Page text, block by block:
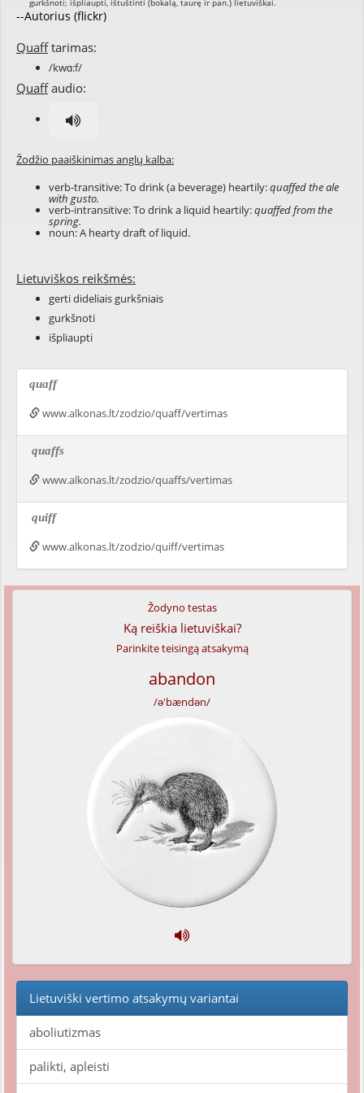
--Autorius (flickr)
Quafftarimas:
/kwɑ:f/
Quaffaudio:
Žodžio paaiškinimas anglų kalba:
verb-transitive: To drink (a beverage) heartily:quaffed the ale
with gusto.
verb-intransitive: To drink a liquid heartily:quaffed from the
spring.
noun: A hearty draft of liquid.
Lietuviškos reikšmės:
gerti dideliais gurkšniais
gurkšnoti
išpliaupti
quaff
www.alkonas.lt/zodzio/quaff/vertimas
quaffs
www.alkonas.lt/zodzio/quaffs/vertimas
quiff
www.alkonas.lt/zodzio/quiff/vertimas
Žodyno testas
Ką reiškia lietuviškai?
Parinkite teisingą atsakymą
abandon
/ə'bændən/
Lietuviški vertimo atsakymų variantai
aboliutizmas
palikti, apleisti